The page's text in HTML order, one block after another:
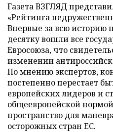
Газета ВЗГЛЯД
«Рейтинга
Впервые за всю историю
десятку вошли все
Евросоюза, что
изменении
По мнению экспертов,
постепенно перестает
европейских лидеров и
общеевропейской
пространство для
осторожных стран ЕС.